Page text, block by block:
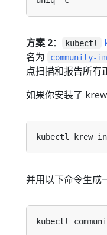
方案 2： kubectl
名为
community-
点扫描和报告所有
如果你安装了
并用以下命令生成